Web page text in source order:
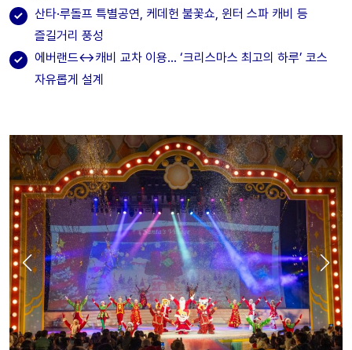
산타·루돌프 특별공연, 케데헌 불꽃쇼, 윈터 스파 캐비 등
즐길거리 풍성
에버랜드↔캐비 교차 이용… ‘크리스마스 최고의 하루’ 코스
자유롭게 설계